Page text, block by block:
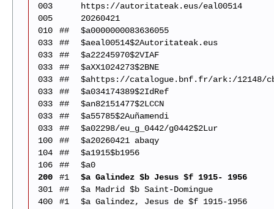
003
https://autoritateak.eus/eal00514
005
20260421
010
##
$a0000000083636055
033
##
$aeal00514$2Autoritateak.eus
033
##
$a22245970$2VIAF
033
##
$aXX1024273$2BNE
033
##
$ahttps://catalogue.bnf.fr/ark:/12148/
033
##
$a034174389$2IdRef
033
##
$an82151477$2LCCN
033
##
$a55785$2Auñamendi
033
##
$a02298/eu_g_0442/g0442$2Lur
100
##
$a20260421 abaqy
104
##
$a1915$b1956
106
##
$a0
200
#1
$a Galindez $b Jesus $f 1915- 1956
301
##
$a Madrid $b Saint-Domingue
400
#1
$a Galindez, Jesus de $f 1915-1956